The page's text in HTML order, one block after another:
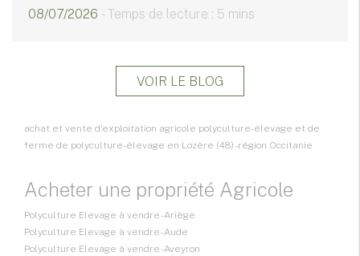
08/07/2026 - Temps de lecture : 5 mins
VOIR LE BLOG
achat et vente d'exploitation agricole polyculture-élevage et de
ferme de polyculture-élevage en Lozère (48) - région Occitanie
Acheter une propriété Agricole
Polyculture Elevage à vendre - Ariège
Polyculture Elevage à vendre - Aude
Polyculture Elevage à vendre - Aveyron